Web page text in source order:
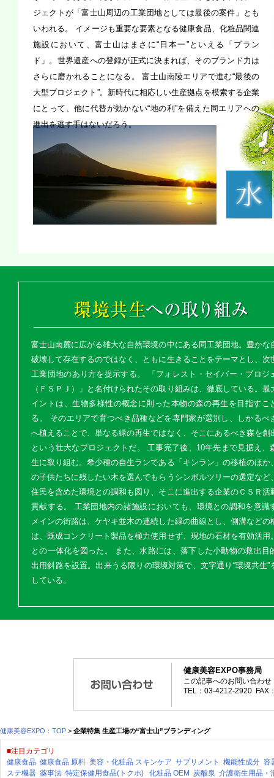
ジェクトが「富士山周辺の工業団地としては最後の案件」とも
いわれる。 イメージも重要な要素となる健康食品、化粧品関連
施設において、富士山はまさに“日本一”といえる「ブラン
ド」。世界遺産への登録が正式に決まれば、そのブランド力は
さらに磨かれることになる。 富士山南陵エリアで進む“最後の
大型プロジェクト”。新時代に相応しい生産拠点を模索する企業
にとって、他に代替が効かない“地の利”を備えた同エリアへの
進出を逃す手はないだろう。
富士山南麓に広がる雄大な自然環境の中にある同工業団地。豊かな
破壊して存在するのではなく、ともに生きることをテーマとし、次
工業団地のあり方を提示する。 「フォレスト・セイバー・プロジ
（ＦＳＰＪ）」と名付けられたその取り組みは、徹底している。最
イントは、生物多様性の概念に則った本物の森の再生を目指すこ
る。 そのエリアで育つべき品種などを専門家が選別し、しかるべ
へ植えることで、単なる緑の再生ではなく、そこにあるべき森を創
という壮大なプロジェクトだ。 工事完了後、10年先まで見据え、
生に取り組む。希少種の自生ランである「キンラン」の移植のほか
の子供たちに残したい木を選んでもらうシンボルツリーの選定など
住民を含めた環境との調和も図り、そこに進出する企業のＣＳＲ活
貢献する。 工業団地内の諸施設においても、環境との調和を意識
メインの街路は、ケヤキ並木の連続した緑の曲線とし、側溝などの
は、既成コンクリート製品を極力使用せず、現地の石材を有効活用
との一体化を図った。 また、水路には、落下した小動物の救出目
出用斜路を設置。出来うる限りの環境対策で、文字通り“環境共生”
している。
健康美容EXPO事務局
この記事へのお問い合わせ
TEL：03-4212-2920 FAX
健康美容EXPO：TOP > 企業特集 生産工場の“富士山”ブランディング
■注目カテゴリ
健康食品 健康食品 原料 美容・化粧品 スキンケア サプリメント 機能性成分 容
ステ機器 薬事法 特定保健用食品(トクホ) 化粧品 OEM 炭酸泉 介護衛生用品・